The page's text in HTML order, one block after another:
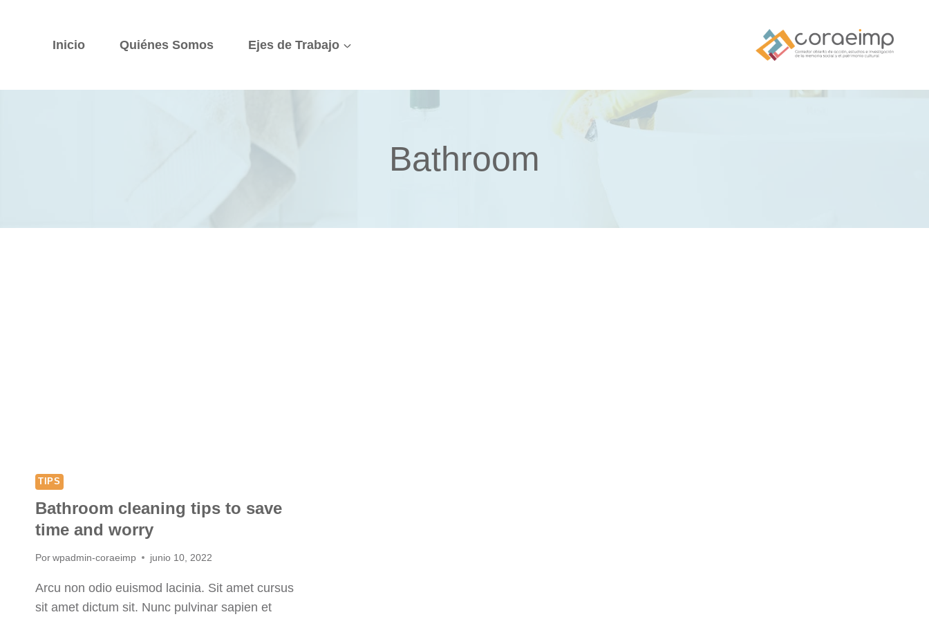
Inicio Quiénes Somos Ejes de Trabajo
Bathroom
TIPS
Bathroom cleaning tips to save
time and worry
Porwpadmin-coraeimp junio 10, 2022
Arcu non odio euismod lacinia. Sit amet cursus
sit amet dictum sit. Nunc pulvinar sapien et